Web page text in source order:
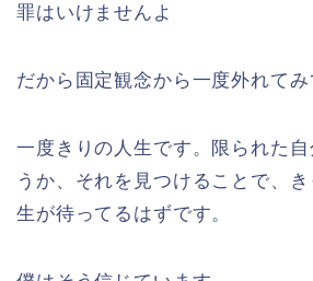
罪はいけませんよ
だから固定観念から一度外れてみ
一度きりの人生です。限られた
うか、それを見つけることで、
生が待ってるはずです。